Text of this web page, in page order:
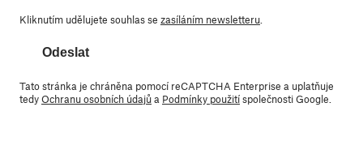
Kliknutím udělujete souhlas se zasíláním newsletteru.
Odeslat
Tato stránka je chráněna pomocí reCAPTCHA Enterprise a uplatňuje
tedyOchranu osobních údajůa Podmínky použitíspolečnosti Google.